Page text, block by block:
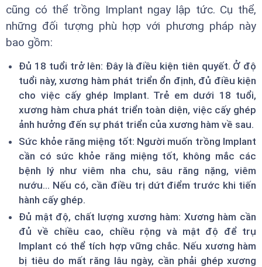
cũng có thể trồng Implant ngay lập tức. Cụ thể,
những đối tượng phù hợp với phương pháp này
bao gồm:
Đủ 18 tuổi trở lên: Đây là điều kiện tiên quyết. Ở độ
tuổi này, xương hàm phát triển ổn định, đủ điều kiện
cho việc cấy ghép Implant. Trẻ em dưới 18 tuổi,
xương hàm chưa phát triển toàn diện, việc cấy ghép
ảnh hưởng đến sự phát triển của xương hàm về sau.
Sức khỏe răng miệng tốt: Người muốn trồng Implant
cần có sức khỏe răng miệng tốt, không mắc các
bệnh lý như viêm nha chu, sâu răng nặng, viêm
nướu... Nếu có, cần điều trị dứt điểm trước khi tiến
hành cấy ghép.
Đủ mật độ, chất lượng xương hàm: Xương hàm cần
đủ về chiều cao, chiều rộng và mật độ để trụ
Implant có thể tích hợp vững chắc. Nếu xương hàm
bị tiêu do mất răng lâu ngày, cần phải ghép xương